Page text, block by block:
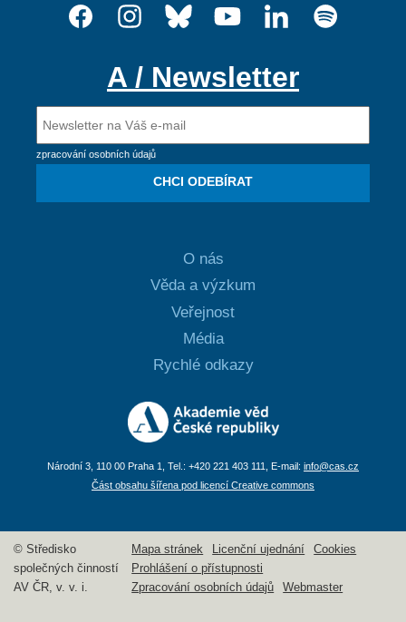
A / Newsletter
zpracování osobních údajů
CHCI ODEBÍRAT
O nás
Věda a výzkum
Veřejnost
Média
Rychlé odkazy
Národní 3, 110 00 Praha 1, Tel.: +420 221 403 111, E-mail: info@cas.cz
Část obsahu šířena pod licencí Creative commons
© Středisko
společných činností
AV ČR, v. v. i.
Mapa stránek Licenční ujednání
Cookies
Prohlášení o přístupnosti
Zpracování osobních údajů
Webmaster